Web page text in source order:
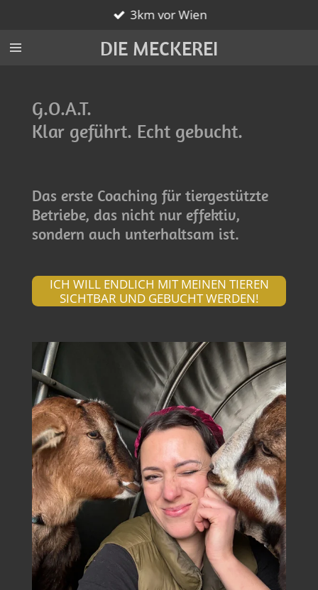
springen
DIE MECKEREI
3km vor Wien
G.O.A.T.
Klar geführt. Echt gebucht.
Das erste Coaching für tiergestützte
Betriebe, das nicht nur effektiv,
sondern auch unterhaltsam ist.
ICH WILL ENDLICH MIT MEINEN TIEREN
SICHTBAR UND GEBUCHT WERDEN!